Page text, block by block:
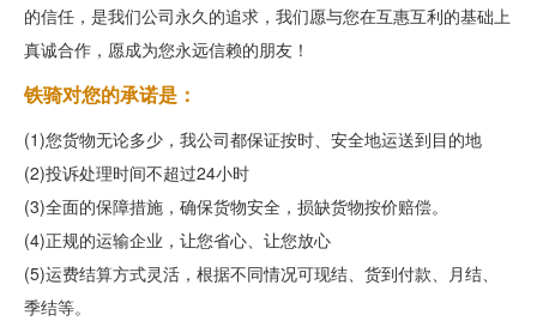
的信任，是我们公司永久的追求，我们愿与您在互惠互利的基础上
真诚合作，愿成为您永远信赖的朋友！
铁骑对您的承诺是：
(1)您货物无论多少，我公司都保证按时、安全地运送到目的地
(2)投诉处理时间不超过24小时
(3)全面的保障措施，确保货物安全，损缺货物按价赔偿。
(4)正规的运输企业，让您省心、让您放心
(5)运费结算方式灵活，根据不同情况可现结、货到付款、月结、
季结等。